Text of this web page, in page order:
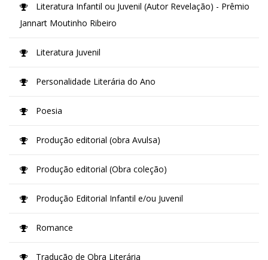
Literatura Infantil ou Juvenil (Autor Revelação) - Prêmio
Jannart Moutinho Ribeiro
Literatura Juvenil
Personalidade Literária do Ano
Poesia
Produção editorial (obra Avulsa)
Produção editorial (Obra coleção)
Produção Editorial Infantil e/ou Juvenil
Romance
Tradução de Obra Literária